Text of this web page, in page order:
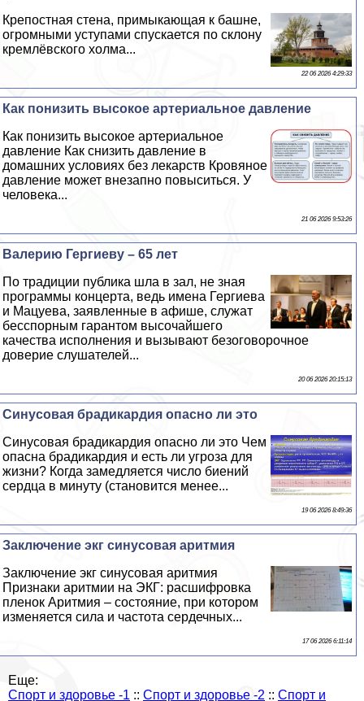
Крепостная стена, примыкающая к башне,
огромными уступами спускается по склону
кремлёвского холма...
22 06 2026 4:29:33
Как понизить высокое артериальное давление
Как понизить высокое артериальное
давление Как снизить давление в
домашних условиях без лекарств Кровяное
давление может внезапно повыситься. У
человека...
21 06 2026 9:53:26
Валерию Гергиеву – 65 лет
По традиции публика шла в зал, не зная
программы концерта, ведь имена Гергиева
и Мацуева, заявленные в афише, служат
бесспopным гарантом высочайшего
качества исполнения и вызывают безоговорочное
доверие слушателей...
20 06 2026 20:15:13
Синусовая брадикардия опасно ли это
Синусовая брадикардия опасно ли это Чем
опасна брадикардия и есть ли угроза для
жизни? Когда замедляется число биений
сердца в минуту (становится менее...
19 06 2026 8:49:36
Заключение экг синусовая аритмия
Заключение экг синусовая аритмия
Признаки аритмии на ЭКГ: расшифровка
пленок Аритмия – состояние, при котором
изменяется сила и частота сердечных...
17 06 2026 6:11:14
Еще:
Спорт и здоровье -1 :: Спорт и здоровье -2 :: Спорт и